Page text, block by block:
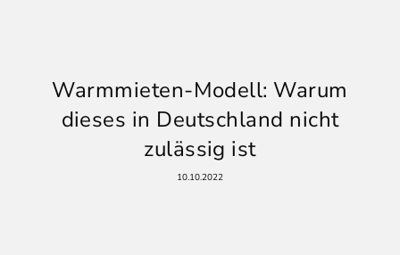
Warmmieten-Modell: Warum
dieses in Deutschland nicht
zulässig ist
10.10.2022